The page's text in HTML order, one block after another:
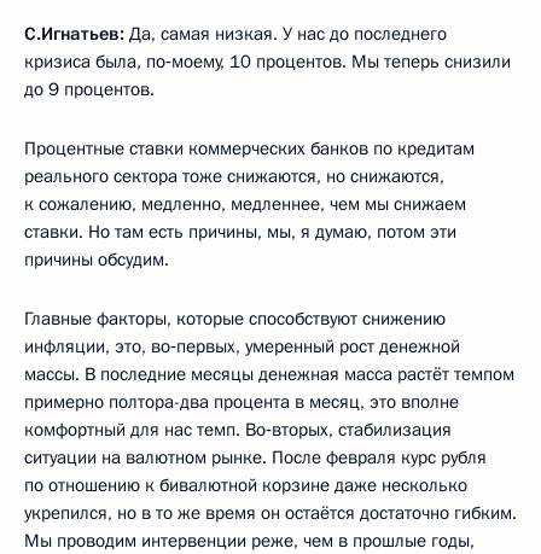
С.Игнатьев: Да, самая низкая. У нас до последнего
кризиса была, по‑моему, 10 процентов. Мы теперь снизили
до 9 процентов.
Процентные ставки коммерческих банков по кредитам
реального сектора тоже снижаются, но снижаются,
к сожалению, медленно, медленнее, чем мы снижаем
ставки. Но там есть причины, мы, я думаю, потом эти
причины обсудим.
Главные факторы, которые способствуют снижению
инфляции, это, во‑первых, умеренный рост денежной
массы. В последние месяцы денежная масса растёт темпом
примерно полтора-два процента в месяц, это вполне
комфортный для нас темп. Во‑вторых, стабилизация
ситуации на валютном рынке. После февраля курс рубля
по отношению к бивалютной корзине даже несколько
укрепился, но в то же время он остаётся достаточно гибким.
Мы проводим интервенции реже, чем в прошлые годы,